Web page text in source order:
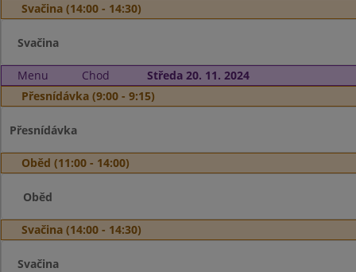
Svačina (14:00 - 14:30)
Svačina
Menu Chod
Středa 20. 11. 2024
Přesnídávka (9:00 - 9:15)
Přesnídávka
Oběd (11:00 - 14:00)
Oběd
Svačina (14:00 - 14:30)
Svačina